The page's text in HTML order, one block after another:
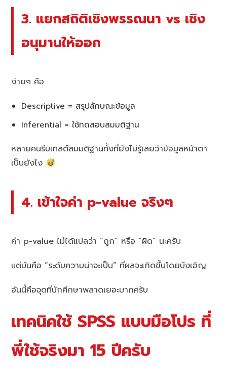
3. แยกสถิติเชิงพรรณนา vs เชิง
อนุมานให้ออก
ง่ายๆ คือ
Descriptive = สรุปลักษณะข้อมูล
Inferential = ใช้ทดสอบสมมติฐาน
หลายคนรีบเทสต์สมมติฐานทั้งที่ยังไม่รู้เลยว่าข้อมูลหน้าตา
เป็นยังไง
4. เข้าใจค่า p-value จริงๆ
ค่า p-value ไม่ได้แปลว่า “ถูก” หรือ “ผิด” นะครับ
แต่มันคือ “ระดับความน่าจะเป็น” ที่ผลจะเกิดขึ้นโดยบังเอิญ
อันนี้คือจุดที่นักศึกษาพลาดเยอะมากครับ
เทคนิคใช้ SPSS แบบมือโปร ที่
พี่ใช้จริงมา 15 ปีครับ